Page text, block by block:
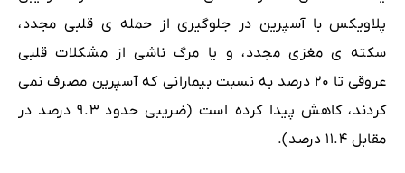
پلاویکس با آسپرین در جلوگیری از حمله ی قلبی مجدد،
سکته ی مغزی مجدد، و یا مرگ ناشی از مشکلات قلبی
عروقی تا ۲۰ درصد به نسبت بیمارانی که آسپرین مصرف نمی
کردند، کاهش پیدا کرده است (ضریبی حدود ۹.۳ درصد در
مقابل ۱۱.۴ درصد).